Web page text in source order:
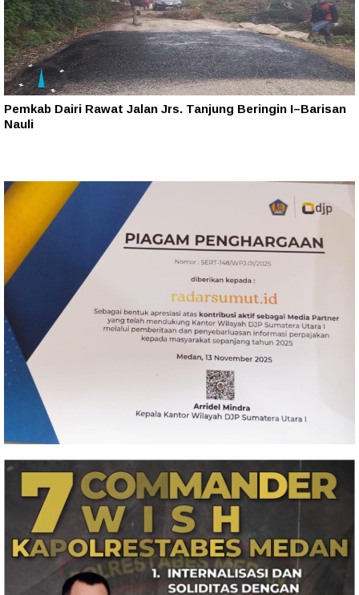
Pemkab Dairi Rawat Jalan Jrs. Tanjung Beringin I–Barisan
Nauli